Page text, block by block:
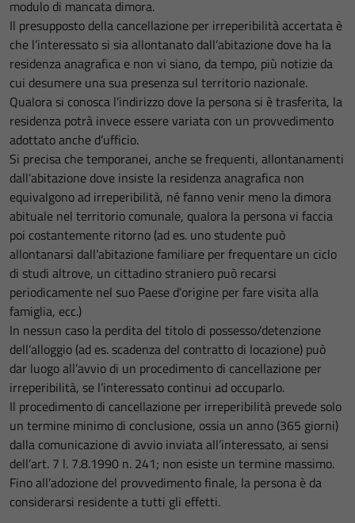
modulo di mancata dimora.
Il presupposto della cancellazione per irreperibilità accertata è
che l’interessato si sia allontanato dall’abitazione dove ha la
residenza anagrafica e non vi siano, da tempo, più notizie da
cui desumere una sua presenza sul territorio nazionale.
Qualora si conosca l’indirizzo dove la persona si è trasferita, la
residenza potrà invece essere variata con un provvedimento
adottato anche d’ufficio.
Si precisa che temporanei, anche se frequenti, allontanamenti
dall’abitazione dove insiste la residenza anagrafica non
equivalgono ad irreperibilità, né fanno venir meno la dimora
abituale nel territorio comunale, qualora la persona vi faccia
poi costantemente ritorno (ad es. uno studente può
allontanarsi dall’abitazione familiare per frequentare un ciclo
di studi altrove, un cittadino straniero può recarsi
periodicamente nel suo Paese d’origine per fare visita alla
famiglia, ecc.)
In nessun caso la perdita del titolo di possesso/detenzione
dell’alloggio (ad es. scadenza del contratto di locazione) può
dar luogo all’avvio di un procedimento di cancellazione per
irreperibilità, se l’interessato continui ad occuparlo.
Il procedimento di cancellazione per irreperibilità prevede solo
un termine minimo di conclusione, ossia un anno (365 giorni)
dalla comunicazione di avvio inviata all’interessato, ai sensi
dell’art. 7 l. 7.8.1990 n. 241; non esiste un termine massimo.
Fino all’adozione del provvedimento finale, la persona è da
considerarsi residente a tutti gli effetti.